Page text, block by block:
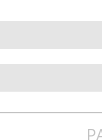
и петата
и комфортна.